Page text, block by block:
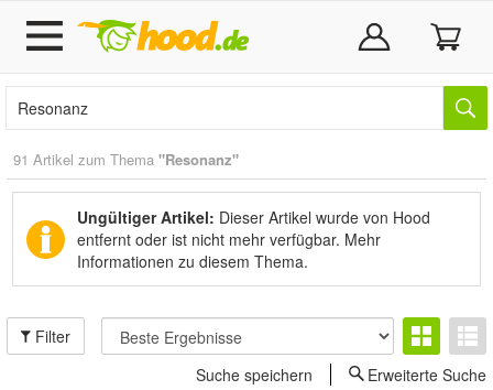
91 Artikel zum Thema "Resonanz"
Ungültiger Artikel: Dieser Artikel wurde von Hood
entfernt oder ist nicht mehr verfügbar. Mehr
Informationen zu diesem Thema.
Filter
Suche speichern
Erweiterte Suche